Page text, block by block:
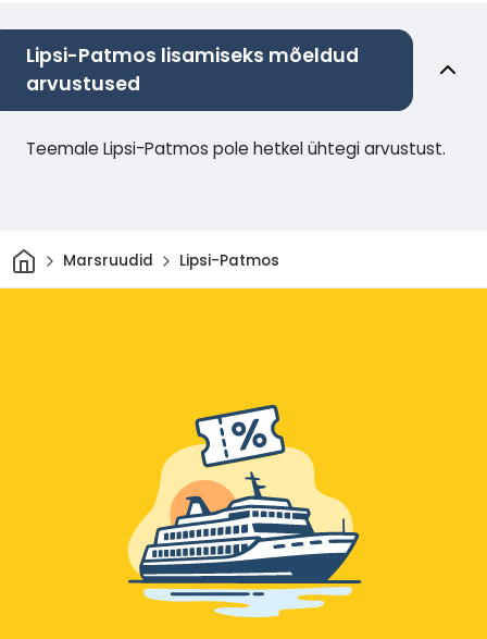
Lipsi-Patmos lisamiseks mõeldud
arvustused
Teemale Lipsi-Patmos pole hetkel ühtegi arvustust.
Avaleht
Marsruudid Lipsi-Patmos